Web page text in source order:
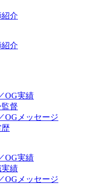
介
介
OG実績
督
OGメッセージ
歴
OG実績
実績
OGメッセージ